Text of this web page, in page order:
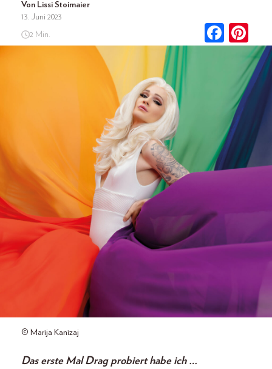
Von Lissi Stoimaier
13. Juni 2023
2 Min.
© Marija Kanizaj
Das erste Mal Drag probiert habe ich …